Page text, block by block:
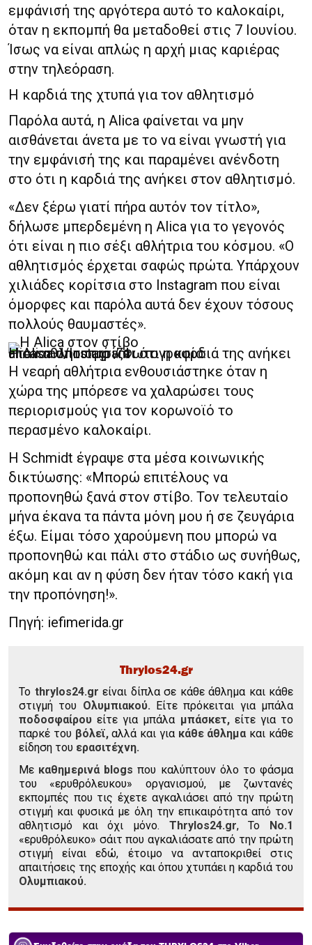
εμφάνισή της αργότερα αυτό το καλοκαίρι,
όταν η εκπομπή θα μεταδοθεί στις 7 Ιουνίου.
Ίσως να είναι απλώς η αρχή μιας καριέρας
στην τηλεόραση.
Η καρδιά της χτυπά για τον αθλητισμό
Παρόλα αυτά, η Alica φαίνεται να μην
αισθάνεται άνετα με το να είναι γνωστή για
την εμφάνισή της και παραμένει ανένδοτη
στο ότι η καρδιά της ανήκει στον αθλητισμό.
«Δεν ξέρω γιατί πήρα αυτόν τον τίτλο»,
δήλωσε μπερδεμένη η Alica για το γεγονός
ότι είναι η πιο σέξι αθλήτρια του κόσμου. «Ο
αθλητισμός έρχεται σαφώς πρώτα. Υπάρχουν
χιλιάδες κορίτσια στο Instagram που είναι
όμορφες και παρόλα αυτά δεν έχουν τόσους
πολλούς θαυμαστές».
Η Alica υποστηρίζει ότι η καρδιά της ανήκει στον αθλητισμό / Φωτογραφία: alicasmd/Instagram
Η νεαρή αθλήτρια ενθουσιάστηκε όταν η
χώρα της μπόρεσε να χαλαρώσει τους
περιορισμούς για τον κορωνοϊό το
περασμένο καλοκαίρι.
Η Schmidt έγραψε στα μέσα κοινωνικής
δικτύωσης: «Μπορώ επιτέλους να
προπονηθώ ξανά στον στίβο. Τον τελευταίο
μήνα έκανα τα πάντα μόνη μου ή σε ζευγάρια
έξω. Είμαι τόσο χαρούμενη που μπορώ να
προπονηθώ και πάλι στο στάδιο ως συνήθως,
ακόμη και αν η φύση δεν ήταν τόσο κακή για
την προπόνηση!».
Πηγή: iefimerida.gr
Thrylos24.gr
To thrylos24.gr είναι δίπλα σε κάθε άθλημα και κάθε
στιγμή του Ολυμπιακού. Είτε πρόκειται για μπάλα
ποδοσφαίρου είτε για μπάλα μπάσκετ,είτε για το
παρκέ του βόλεϊ,αλλά και για κάθε άθλημα και κάθε
είδηση του ερασιτέχνη.
Με καθημερινά blogs που καλύπτουν όλο το φάσμα
του «ερυθρόλευκου» οργανισμού, με ζωντανές
εκπομπές που τις έχετε αγκαλιάσει από την πρώτη
στιγμή και φυσικά με όλη την επικαιρότητα από τον
αθλητισμό και όχι μόνο. Thrylos24.gr, Το Νο.1
«ερυθρόλευκο» σάιτ που αγκαλιάσατε από την πρώτη
στιγμή είναι εδώ, έτοιμο να ανταποκριθεί στις
απαιτήσεις της εποχής και όπου χτυπάει η καρδιά του
Ολυμπιακού.